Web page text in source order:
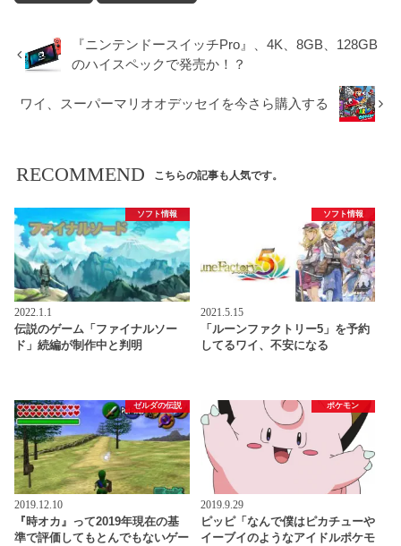
『ニンテンドースイッチPro』、4K、8GB、128GB
のハイスペックで発売か！？
ワイ、スーパーマリオオデッセイを今さら購入する
RECOMMEND こちらの記事も人気です。
ソフト情報
2022.1.1
伝説のゲーム「ファイナルソー
ド」続編が制作中と判明
ソフト情報
2021.5.15
「ルーンファクトリー5」を予約
してるワイ、不安になる
ゼルダの伝説
2019.12.10
『時オカ』って2019年現在の基
準で評価してもとんでもないゲー
ポケモン
2019.9.29
ピッピ「なんで僕はピカチューや
イーブイのようなアイドルポケモ